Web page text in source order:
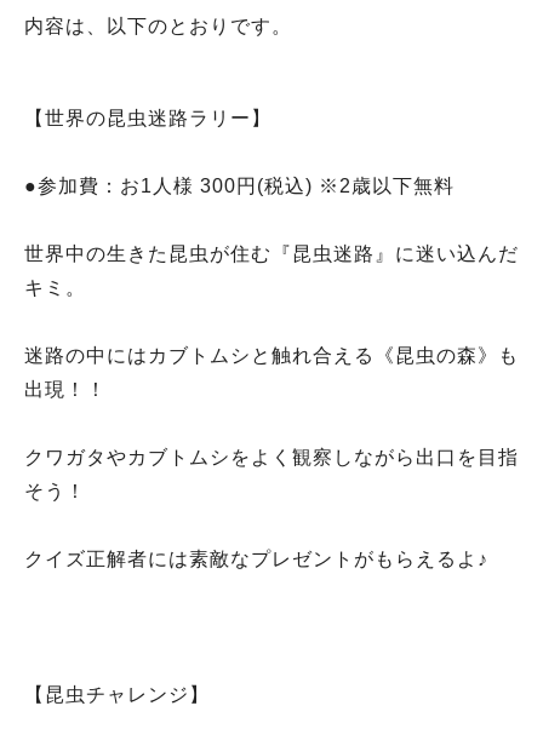
内容は、以下のとおりです。
【世界の昆虫迷路ラリー】
●参加費：お1人様 300円(税込) ※2歳以下無料
世界中の生きた昆虫が住む『昆虫迷路』に迷い込んだ
キミ。
迷路の中にはカブトムシと触れ合える《昆虫の森》も
出現！！
クワガタやカブトムシをよく観察しながら出口を目指
そう！
クイズ正解者には素敵なプレゼントがもらえるよ♪
【昆虫チャレンジ】